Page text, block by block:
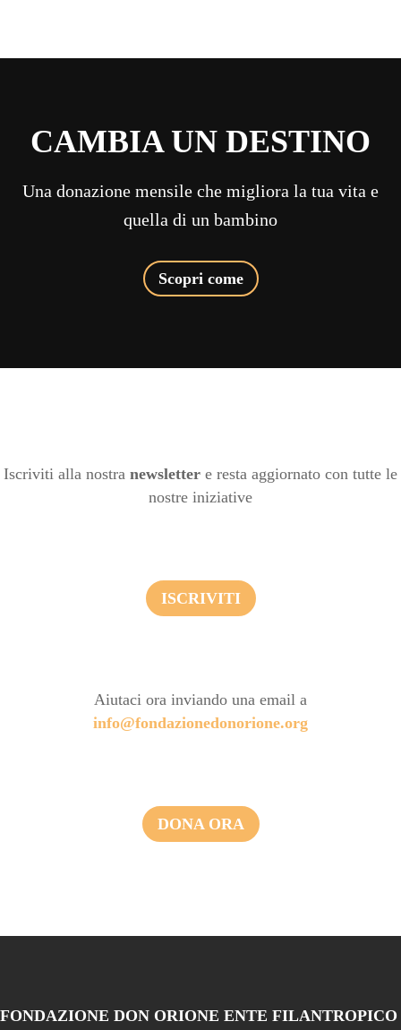
CAMBIA UN DESTINO
Una donazione mensile che migliora la tua vita e
quella di un bambino
Scopri come
Iscriviti alla nostra newsletter e resta aggiornato con tutte le
nostre iniziative
ISCRIVITI
Aiutaci ora inviando una email a
info@fondazionedonorione.org
DONA ORA
FONDAZIONE DON ORIONE ENTE FILANTROPICO